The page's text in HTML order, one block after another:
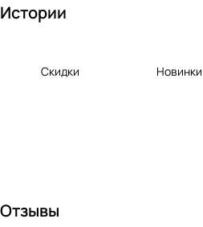
Истории
Скидки Новинки
Отзывы